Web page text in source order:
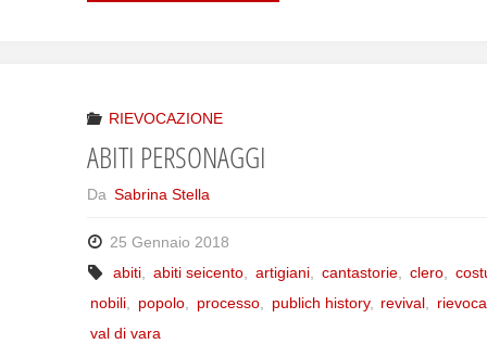
RIEVOCAZIONE
ABITI PERSONAGGI
Da Sabrina Stella
25 Gennaio 2018
abiti
abiti seicento artigiani cantastorie, clero,
nobili, popolo, processo, publich history, revival
val di vara